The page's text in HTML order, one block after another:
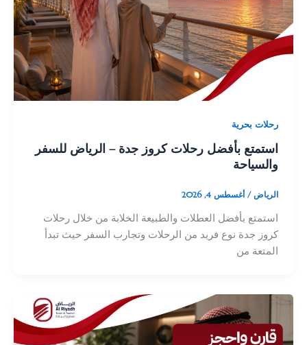
رحلات بحرية
استمتع بأفضل رحلات كروز جدة – الرياض للسفر
والسياحة
الرياض/ أغسطس 4, 2026
استمتع بأفضل العطلات والطبيعة الخلابة من خلال رحلات
كروز جدة نوع فريد من الرحلات وتجارب السفر حيث تبدأ
المتعة من